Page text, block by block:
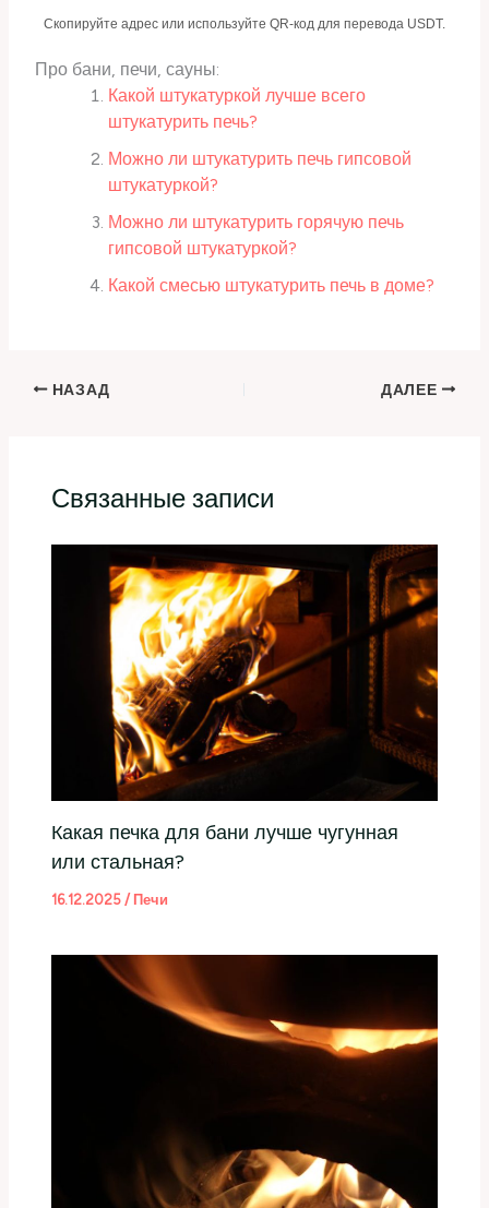
Скопируйте адрес или используйте QR-код для перевода USDT.
Про бани, печи, сауны:
Какой штукатуркой лучше всего
штукатурить печь?
Можно ли штукатурить печь гипсовой
штукатуркой?
Можно ли штукатурить горячую печь
гипсовой штукатуркой?
Какой смесью штукатурить печь в доме?
НАЗАД ДАЛЕЕ
Связанные записи
Какая печка для бани лучше чугунная
или стальная?
16.12.2025 / Печи